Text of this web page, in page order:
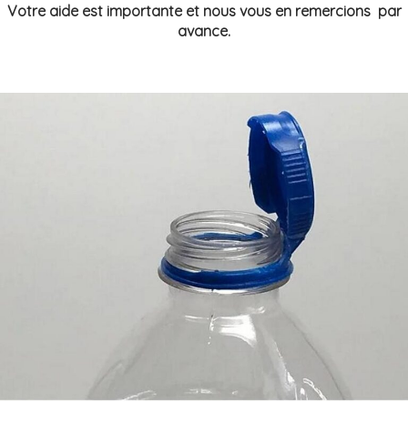
Votre aide est importante et nous vous en remercions par
avance.